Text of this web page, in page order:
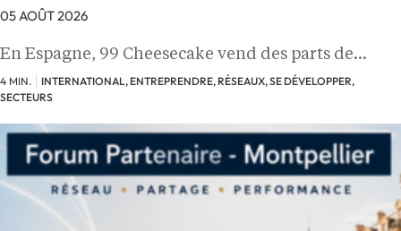
05 AOÛT 2026
En Espagne, 99 Cheesecake vend des parts de…
4 MIN.
INTERNATIONAL, ENTREPRENDRE, RÉSEAUX, SE DÉVELOPPER,
SECTEURS